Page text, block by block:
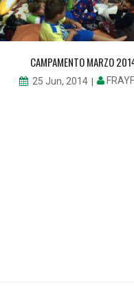
CAMPAMENTO MARZO
25 Jun, 2014